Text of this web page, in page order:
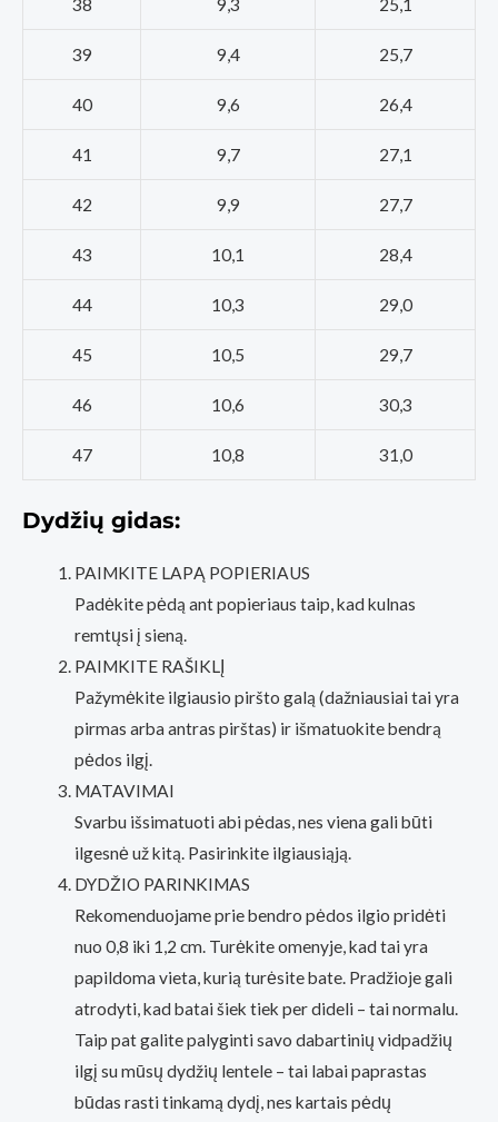
38 9,3 25,1
39 9,4 25,7
40 9,6 26,4
41 9,7 27,1
42 9,9 27,7
43 10,1 28,4
44 10,3 29,0
45 10,5 29,7
46 10,6 30,3
47 10,8 31,0
Dydžių gidas:
PAIMKITE LAPĄ POPIERIAUS
Padėkite pėdą ant popieriaus taip, kad kulnas
remtųsi į sieną.
PAIMKITE RAŠIKLĮ
Pažymėkite ilgiausio piršto galą (dažniausiai tai yra
pirmas arba antras pirštas) ir išmatuokite bendrą
pėdos ilgį.
MATAVIMAI
Svarbu išsimatuoti abi pėdas, nes viena gali būti
ilgesnė už kitą. Pasirinkite ilgiausiąją.
DYDŽIO PARINKIMAS
Rekomenduojame prie bendro pėdos ilgio pridėti
nuo 0,8 iki 1,2 cm. Turėkite omenyje, kad tai yra
papildoma vieta, kurią turėsite bate. Pradžioje gali
atrodyti, kad batai šiek tiek per dideli – tai normalu.
Taip pat galite palyginti savo dabartinių vidpadžių
ilgį su mūsų dydžių lentele – tai labai paprastas
būdas rasti tinkamą dydį, nes kartais pėdų